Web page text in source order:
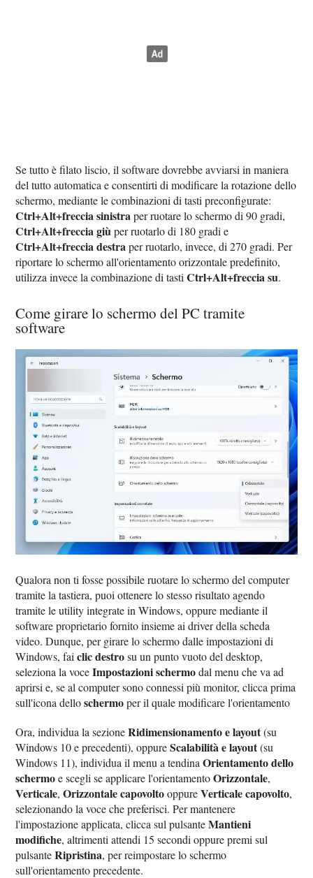
Se tutto è filato liscio, il software dovrebbe avviarsi in maniera
del tutto automatica e consentirti di modificare la rotazione dello
schermo, mediante le combinazioni di tasti preconfigurate:
Ctrl+Alt+freccia sinistraper ruotare lo schermo di 90 gradi,
Ctrl+Alt+freccia giùper ruotarlo di 180 gradi e
Ctrl+Alt+freccia destraper ruotarlo, invece, di 270 gradi. Per
riportare lo schermo all'orientamento orizzontale predefinito,
utilizza invece la combinazione di tastiCtrl+Alt+freccia su.
Come girare lo schermo del PC tramite
software
Qualora non ti fosse possibile ruotare lo schermo del computer
tramite la tastiera, puoi ottenere lo stesso risultato agendo
tramite le utility integrate in Windows, oppure mediante il
software proprietario fornito insieme ai driver della scheda
video. Dunque, per girare lo schermo dalle impostazioni di
Windows, faiclic destrosu un punto vuoto del desktop,
seleziona la voceImpostazioni schermodal menu che va ad
aprirsi e, se al computer sono connessi più monitor, clicca prima
sull'icona delloschermoper il quale modificare l'orientamento
Ora, individua la sezioneRidimensionamento e layout(su
Windows 10 e precedenti), oppureScalabilità e layout(su
Windows 11), individua il menu a tendinaOrientamento dello
schermoe scegli se applicare l'orientamentoOrizzontale,
Verticale,Orizzontale capovoltooppureVerticale capovolto,
selezionando la voce che preferisci. Per mantenere
l'impostazione applicata, clicca sul pulsanteMantieni
modifiche, altrimenti attendi 15 secondi oppure premi sul
pulsanteRipristina, per reimpostare lo schermo
sull'orientamento precedente.